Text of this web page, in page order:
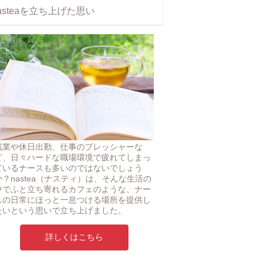
を立ち上げた思い
業や休日出勤、仕事のプレッシャーな
、日々ハードな職場環境で疲れてしまっ
いるナースも多いのではないでしょう
？nastea（ナスティ）は、そんな生活の
でふと立ち寄れるカフェのような、ナー
の日常にほっと一息つける場所を提供し
いという思いで立ち上げました。
詳しくはこちら